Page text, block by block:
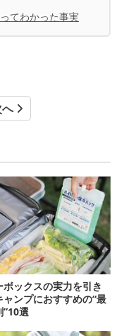
てわかった事実
ボックスの実力を引き
ャンプにおすすめの“最
”10選